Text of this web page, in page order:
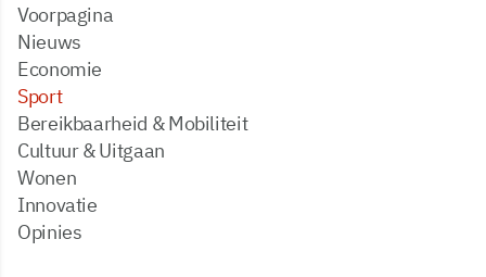
Voorpagina
Nieuws
Economie
Sport
Bereikbaarheid & Mobiliteit
Cultuur & Uitgaan
Wonen
Innovatie
Opinies